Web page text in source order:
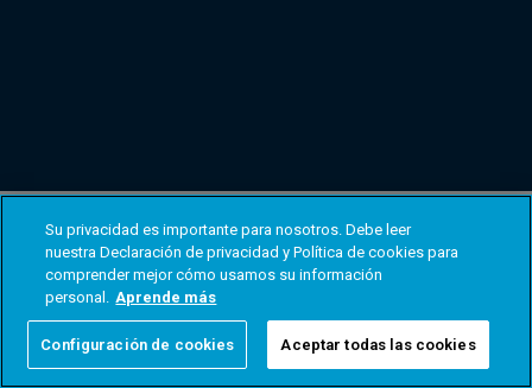
Su privacidad es importante para nosotros. Debe leer
nuestra Declaración de privacidad y Política de cookies para
comprender mejor cómo usamos su información
personal. Aprende más
Configuración de cookies Aceptar todas las cookies